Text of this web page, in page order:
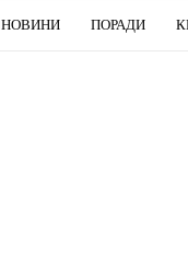
НОВИНИ ПОРАДИ